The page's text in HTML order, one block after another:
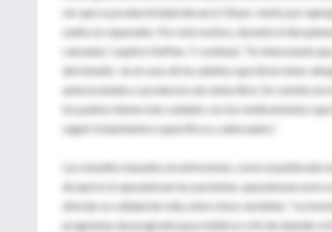
ver que su productividad decae el 33 por ciento por
sueño no reparador. Por este motivo, durante el día
cansados”, explicó Neffen. Y continuó: “Es interesante
del estudio- en el caso de los adultos que dicen tener
autorecetados o productos de venta libre. En cambio en
los padres tienen más cuidado con los medicamentos
seguir tratamientos específicos y adecuados.”
Los estudios basados en entrevistas, como el
de qué es lo que piensan los pacientes, qué piensan
afectan su calidad de vida, entre otras variables. “La
programas de posgrado para médicos a fin de atender el